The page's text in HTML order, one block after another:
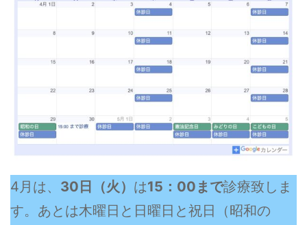
4月は、 30日（火） は15：00まで診療致しま
す。あとは木曜日と日曜日と祝日（昭和の